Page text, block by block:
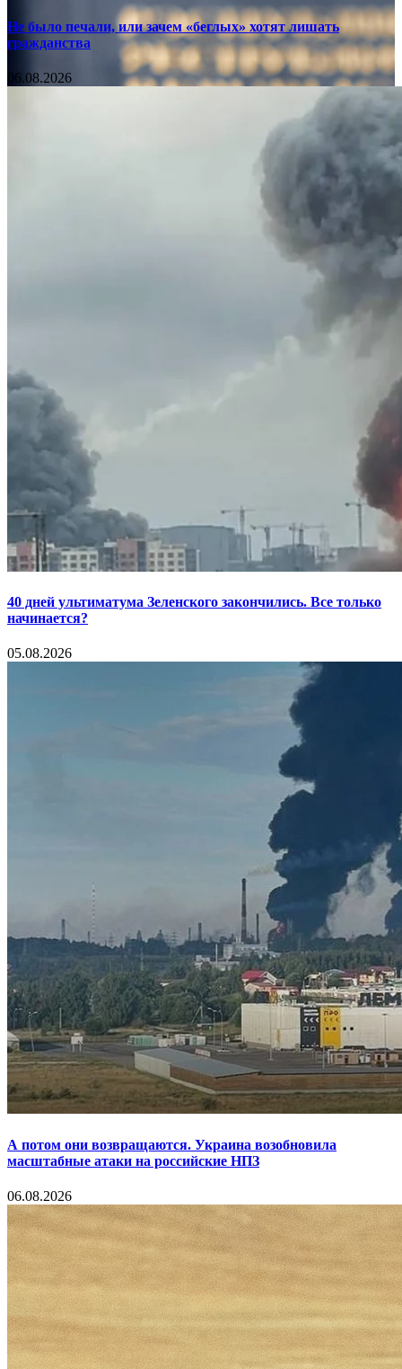
Не было печали, или зачем «беглых» хотят лишать
гражданства
06.08.2026
40 дней ультиматума Зеленского закончились. Все только
начинается?
05.08.2026
А потом они возвращаются. Украина возобновила
масштабные атаки на российские НПЗ
06.08.2026